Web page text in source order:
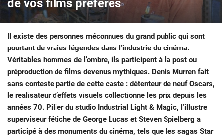
de vos films préférés
Il existe des personnes méconnues du grand public qui sont
pourtant de vraies légendes dans l’industrie du cinéma.
Véritables hommes de l’ombre, ils participent à la post ou
préproduction de films devenus mythiques. Denis Murren fait
sans conteste partie de cette caste : détenteur de neuf Oscars,
le réalisateur d’effets visuels collectionne les prix depuis les
années 70. Pilier du studio Industrial Light & Magic, l’illustre
superviseur fétiche de George Lucas et Steven Spielberg a
participé à des monuments du cinéma, tels que les sagas Star